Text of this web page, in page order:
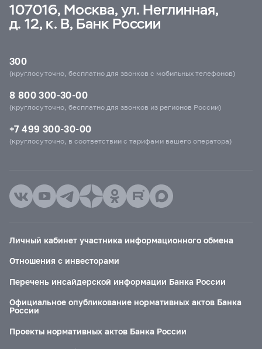
107016, Москва, ул. Неглинная,
д. 12, к. В, Банк России
300
(круглосуточно, бесплатно для звонков с мобильных телефонов)
8 800 300-30-00
(круглосуточно, бесплатно для звонков из регионов России)
+7 499 300-30-00
(круглосуточно, в соответствии с тарифами вашего оператора)
Личный кабинет участника информационного обмена
Отношения с инвесторами
Перечень инсайдерской информации Банка России
Официальное опубликование нормативных актов Банка
России
Проекты нормативных актов Банка России